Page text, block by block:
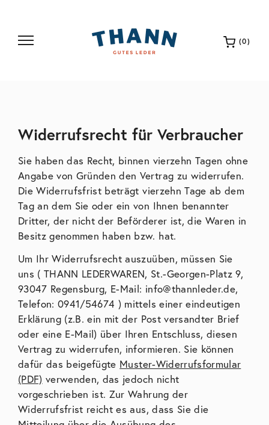
(0)
Widerrufsrecht für Verbraucher
Sie haben das Recht, binnen vierzehn Tagen ohne
Angabe von Gründen den Vertrag zu widerrufen.
Die Widerrufsfrist beträgt vierzehn Tage ab dem
Tag an dem Sie oder ein von Ihnen benannter
Dritter, der nicht der Beförderer ist, die Waren in
Besitz genommen haben bzw. hat.
Um Ihr Widerrufsrecht auszuüben, müssen Sie
uns ( THANN LEDERWAREN, St.-Georgen-Platz 9,
93047 Regensburg, E-Mail: info@thannleder.de,
Telefon: 0941/54674 ) mittels einer eindeutigen
Erklärung (z.B. ein mit der Post versandter Brief
oder eine E-Mail) über Ihren Entschluss, diesen
Vertrag zu widerrufen, informieren. Sie können
dafür das beigefügte Muster-Widerrufsformular
(PDF) verwenden, das jedoch nicht
vorgeschrieben ist. Zur Wahrung der
Widerrufsfrist reicht es aus, dass Sie die